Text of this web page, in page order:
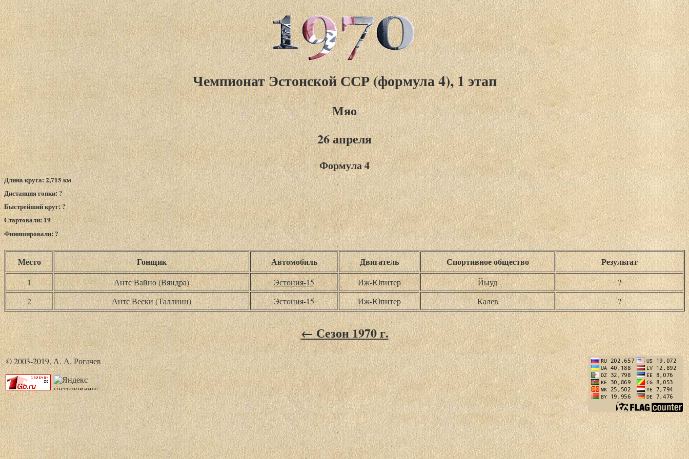
Чемпионат Эстонской ССР (формула 4), 1 этап
Мяо
26 апреля
Формула 4
Длина круга: 2,715 км
Дистанция гонки: ?
Быстрейший круг: ?
Стартовали: 19
Финишировали: ?
Место Гонщик Автомобиль Двигатель Спортивное общество Результат
1 Антс Вайно (Вяндра) Эстония-15 Иж-Юпитер Йыуд
?
2
Антс Вески (Таллинн) Эстония-15 Иж-Юпитер Калев ?
← Сезон 1970 г.